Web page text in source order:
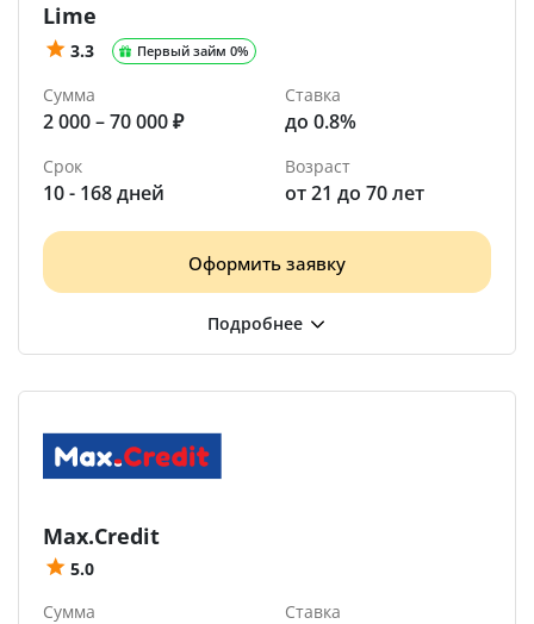
Lime
3.3 Первый займ 0%
Сумма
2 000 – 70 000 ₽
Ставка
до 0.8%
Срок
10 - 168 дней
Возраст
от 21 до 70 лет
Оформить заявку
Max.Credit
5.0
Сумма
Ставка